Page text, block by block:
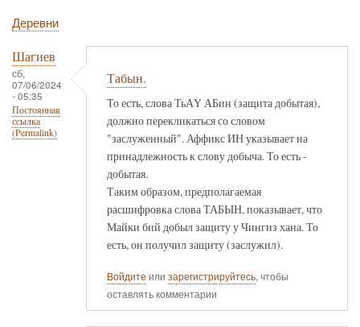
Деревни
Шагиев
сб,
07/06/2024
- 05:35
Постоянная
ссылка
(Permalink)
Табын.
То есть, слова ТьАҮ АБин (защита добытая),
должно перекликаться со словом
"заслуженный". Аффикс ИН указывает на
принадлежность к слову добыча. То есть -
добытая.
Таким образом, предполагаемая
расшифровка слова ТАБЫН, показывает, что
Майки бий добыл защиту у Чингиз хана. То
есть, он получил защиту (заслужил).
Войдите или зарегистрируйтесь, чтобы
оставлять комментарии